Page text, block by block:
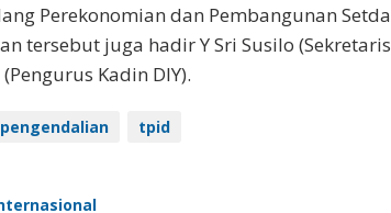
Perekonomian dan Pembangunan Setda
tersebut juga hadir Y Sri Susilo (Sekretaris
Kadin DIY).
pengendalian tpid